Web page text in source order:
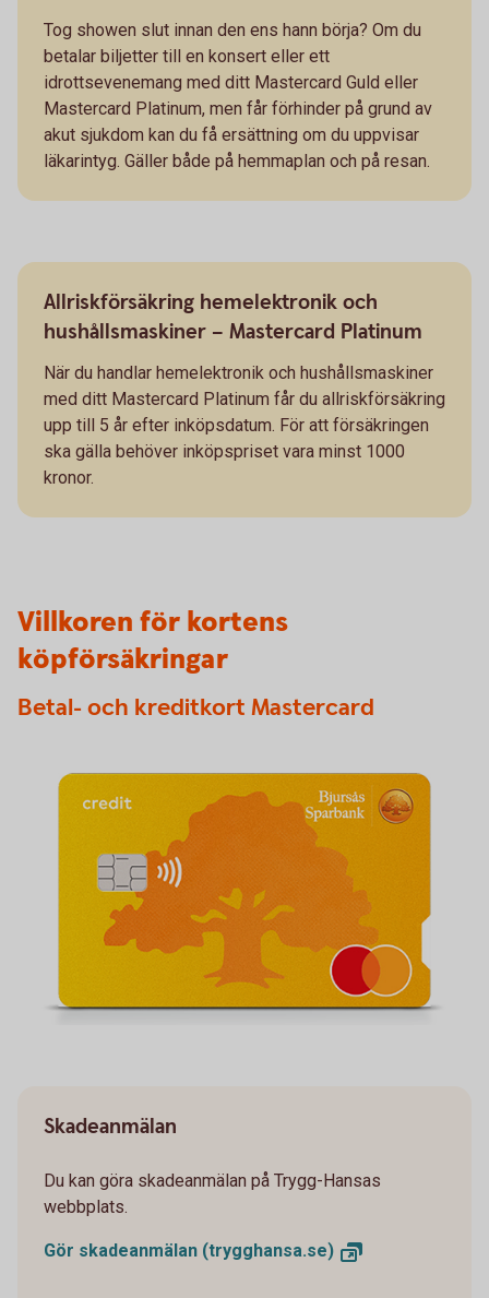
Tog showen slut innan den ens hann börja? Om du
betalar biljetter till en konsert eller ett
idrottsevenemang med ditt Mastercard Guld eller
Mastercard Platinum, men får förhinder på grund av
akut sjukdom kan du få ersättning om du uppvisar
läkarintyg. Gäller både på hemmaplan och på resan.
Allriskförsäkring hemelektronik och
hushållsmaskiner – Mastercard Platinum
När du handlar hemelektronik och hushållsmaskiner
med ditt Mastercard Platinum får du allriskförsäkring
upp till 5 år efter inköpsdatum. För att försäkringen
ska gälla behöver inköpspriset vara minst 1000
kronor.
Villkoren för kortens
köpförsäkringar
Betal- och kreditkort Mastercard
Skadeanmälan
Du kan göra skadeanmälan på Trygg-Hansas
webbplats.
Gör skadeanmälan (trygghansa.se)